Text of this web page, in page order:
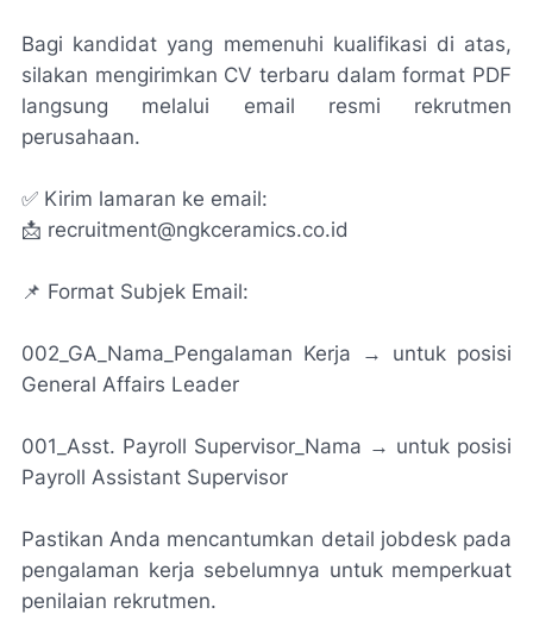
Bagi kandidat yang memenuhi kualifikasi di atas,
silakan mengirimkan CV terbaru dalam format PDF
langsung melalui email resmi rekrutmen
perusahaan.
✅ Kirim lamaran ke email:
📩 recruitment@ngkceramics.co.id
📌 Format Subjek Email:
002_GA_Nama_Pengalaman Kerja → untuk posisi
General Affairs Leader
001_Asst. Payroll Supervisor_Nama → untuk posisi
Payroll Assistant Supervisor
Pastikan Anda mencantumkan detail jobdesk pada
pengalaman kerja sebelumnya untuk memperkuat
penilaian rekrutmen.